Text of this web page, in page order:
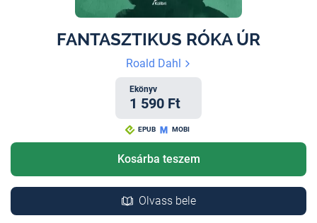
FANTASZTIKUS RÓKA ÚR
Roald Dahl
Ekönyv
1 590 Ft
EPUB MOBI
Kosárba teszem
Olvass bele